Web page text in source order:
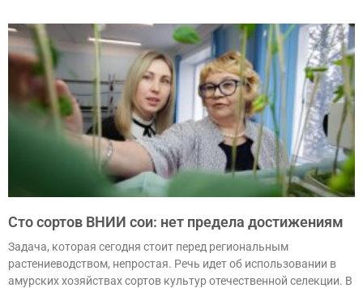
Сто сортов ВНИИ сои: нет предела достижениям
Задача, которая сегодня стоит перед региональным
растениеводством, непростая. Речь идет об использовании в
амурских хозяйствах сортов культур отечественной селекции. В